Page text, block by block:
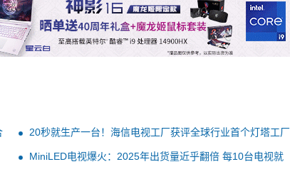
20秒就生产一台！海信电视工厂获评全球行业首个灯塔工厂
MiniLED电视爆火：2025年出货量近乎翻倍 每10台电视就